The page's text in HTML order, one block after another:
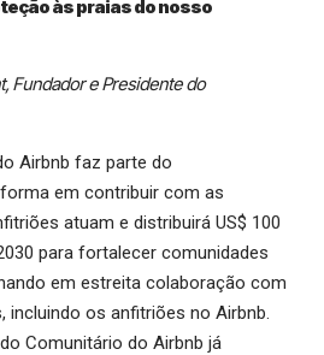
às praias do nosso
Fundador e Presidente do
Airbnb faz parte do
em contribuir com as
atuam e distribuirá US$ 100
para fortalecer comunidades
em estreita colaboração com
incluindo os anfitriões no Airbnb.
Comunitário do Airbnb já